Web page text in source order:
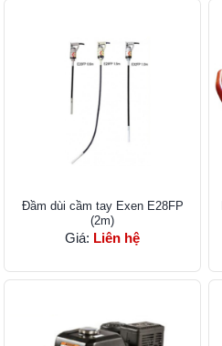
Đầm dùi cầm tay Exen E28FP
(2m)
Giá: Liên hệ